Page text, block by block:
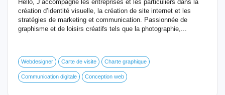
Hello, J’accompagne les entreprises et les particuliers dans la
création d’identité visuelle, la création de site internet et les
stratégies de marketing et communication. Passionnée de
graphisme et de loisirs créatifs tels que la photographie,...
Webdesigner Carte de visite Charte graphique
Communication digitale Conception web